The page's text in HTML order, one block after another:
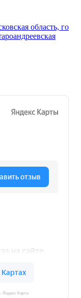
область, го
Яндекс Карты